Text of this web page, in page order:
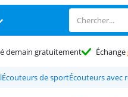
demain gratuitement Échange
Écouteurs de sportÉcouteurs avec